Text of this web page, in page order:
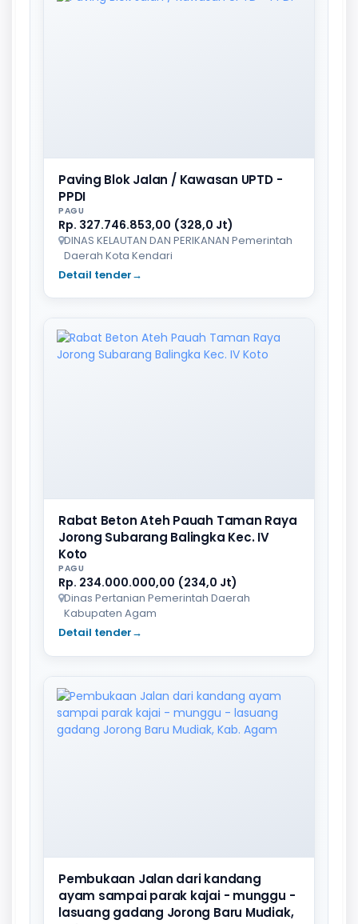
Paving Blok Jalan / Kawasan UPTD -
PPDI
PAGU
Rp. 327.746.853,00 (328,0 Jt)
DINAS KELAUTAN DAN PERIKANAN Pemerintah
Daerah Kota Kendari
Detail tender→
Rabat Beton Ateh Pauah Taman Raya
Jorong Subarang Balingka Kec. IV
Koto
PAGU
Rp. 234.000.000,00 (234,0 Jt)
Dinas Pertanian Pemerintah Daerah
Kabupaten Agam
Detail tender→
Pembukaan Jalan dari kandang
ayam sampai parak kajai - munggu -
lasuang gadang Jorong Baru Mudiak,